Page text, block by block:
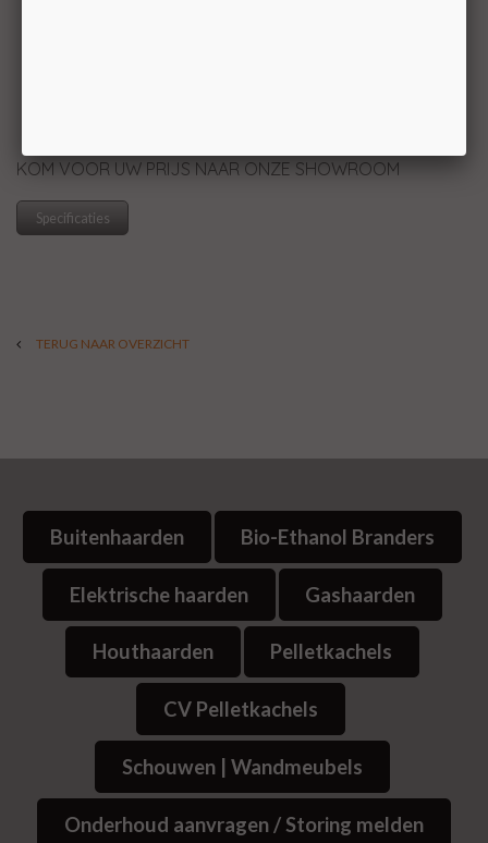
KOM VOOR UW PRIJS NAAR ONZE SHOWROOM
Specificaties
TERUG NAAR OVERZICHT
Buitenhaarden Bio-Ethanol Branders
Elektrische haarden Gashaarden
Houthaarden Pelletkachels
CV Pelletkachels
Schouwen | Wandmeubels
Onderhoud aanvragen / Storing melden